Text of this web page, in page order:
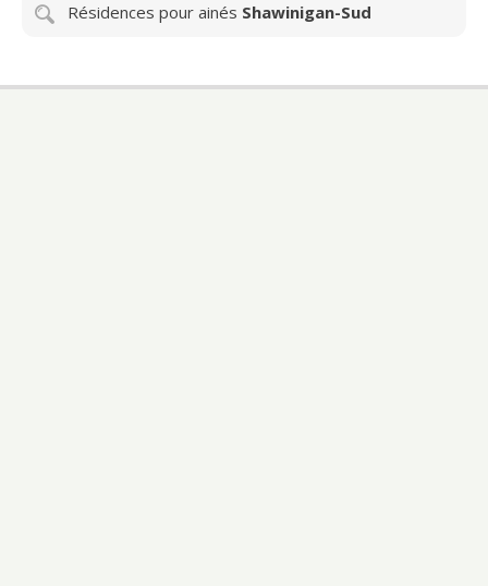
Résidences pour ainés Shawinigan-Sud